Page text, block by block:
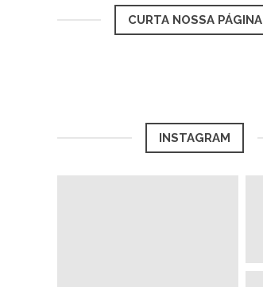
CURTA NOSSA PÁGINA
INSTAGRAM